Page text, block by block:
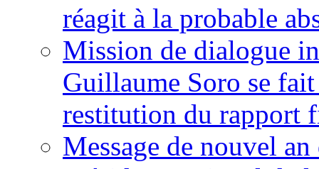
réagit à la probable
Mission de dialogue
Guillaume Soro se
restitution du rapport
Message de nouvel